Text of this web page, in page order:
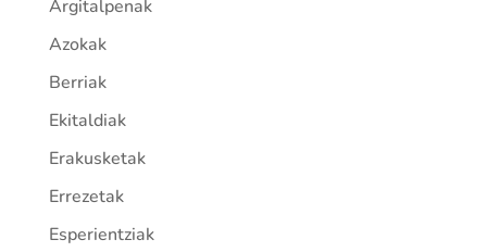
Argitalpenak
Azokak
Berriak
Ekitaldiak
Erakusketak
Errezetak
Esperientziak